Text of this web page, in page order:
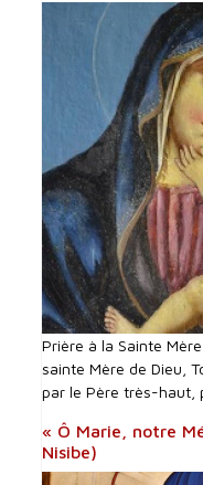
Prière à la Sainte
sainte Mère de Dieu,
par le Père très-haut,
« Ô Marie, notre
Nisibe)